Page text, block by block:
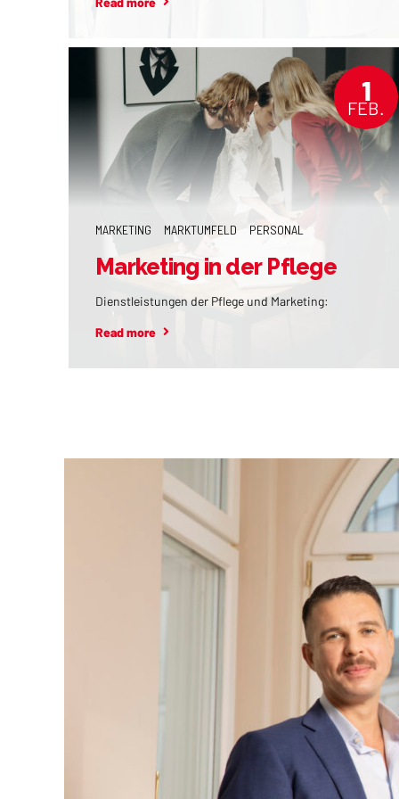
Pflege
MARKETING MARKTUMFELD PERSONAL
1
FEB.
Marketing in der Pflege
Dienstleistungen der Pflege und Marketing:
Read more